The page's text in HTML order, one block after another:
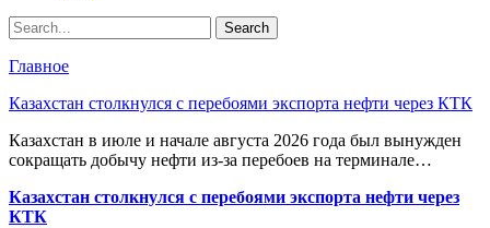
Главное
Казахстан столкнулся с перебоями экспорта нефти через КТК
Казахстан в июле и начале августа 2026 года был вынужден
сокращать добычу нефти из-за перебоев на терминале…
Казахстан столкнулся с перебоями экспорта нефти через
КТК